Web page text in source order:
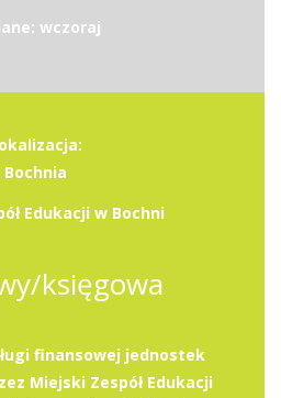
wczoraj
Bochnia
Edukacji w Bochni
księgowa
finansowej jednostek
Miejski Zespół Edukacji